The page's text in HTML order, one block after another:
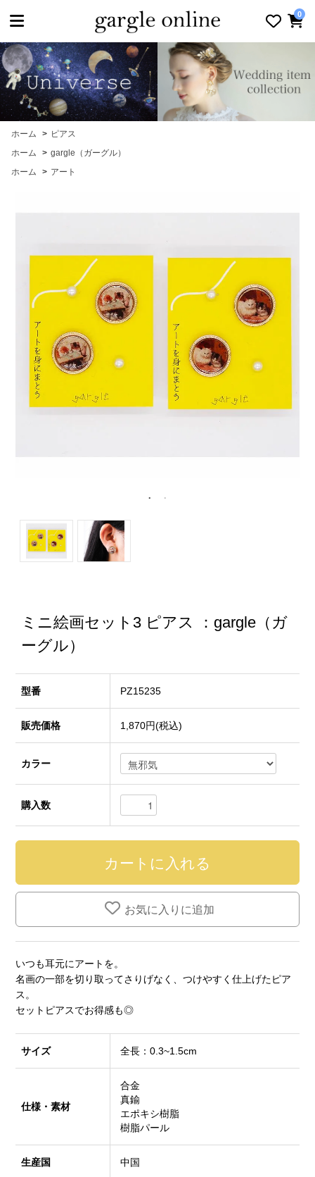
0
ホーム > ピアス
ホーム
> gargle（ガーグル）
ホーム
> アート
ミニ絵画セット3 ピアス ：gargle（ガ
ーグル）
型番 PZ15235
販売価格 1,870円(税込)
カラー
購入数
お気に入りに追加
いつも耳元にアートを。
名画の一部を切り取ってさりげなく、つけやすく仕上げたピア
ス。
セットピアスでお得感も◎
サイズ 全長：0.3~1.5cm
仕様・素材
合金
真鍮
エポキシ樹脂
樹脂パール
生産国 中国